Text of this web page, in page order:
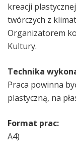
kreacji
twórczych z
Organizatorem
Kultury.
Technika
Praca powinna
plastyczną, na
Format prac:
A4)